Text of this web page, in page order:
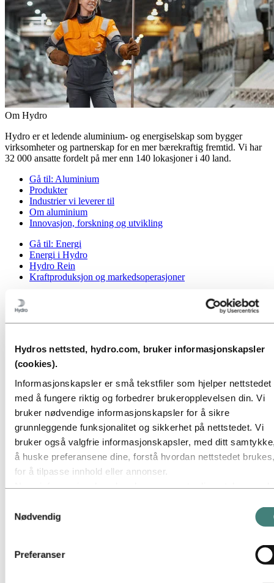
Hydros nettsted, hydro.com, bruker informasjonskapsler
(cookies).
Informasjonskapsler er små tekstfiler som hjelper nettstedet
med å fungere riktig og forbedrer brukeropplevelsen din. Vi
bruker nødvendige informasjonskapsler for å sikre
grunnleggende funksjonalitet og sikkerhet på nettstedet. Vi
bruker også valgfrie informasjonskapsler, med ditt
å huske preferansene dine, forstå hvordan nettstedet
for å tilpasse innhold eller annonser.
Disse tredjepartene kan kombinere informasjon innhentet fra
bruk av vårt nettsted med annen informasjon du har gitt dem,
eller som de har samlet inn gjennom din bruk av deres
Tredjeparten som er oppført som ansvarlig for en
Nødvendig
Preferanser
Om Hydro
Hydro er et ledende aluminium- og energiselskap som bygger
virksomheter og partnerskap for en mer bærekraftig fremtid. Vi har
32 000 ansatte fordelt på mer enn 140 lokasjoner i 40 land.
Gå til: Aluminium
Produkter
Industrier vi leverer til
Om aluminium
Innovasjon, forskning og utvikling
Gå til: Energi
Energi i Hydro
Hydro Rein
Kraftproduksjon og markedsoperasjoner
Bærekraftskontakt
Jobbmuligheter
Studenter og nyutdannede
Livet i Hydro
Karriereområder
Møt våre medarbeidere
Rekrutteringsprosessen
Kontakt og vanlige spørsmål
Gå til:Investorer
Gå til:Media
Mediekontakt
Temasider